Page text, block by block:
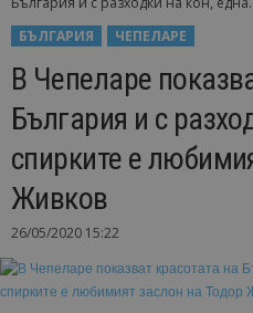
БЪЛГАРИЯ
ЧЕПЕЛАРЕ
В Чепеларе
България и с
спирките е
Живков
26/05/2020 15:22